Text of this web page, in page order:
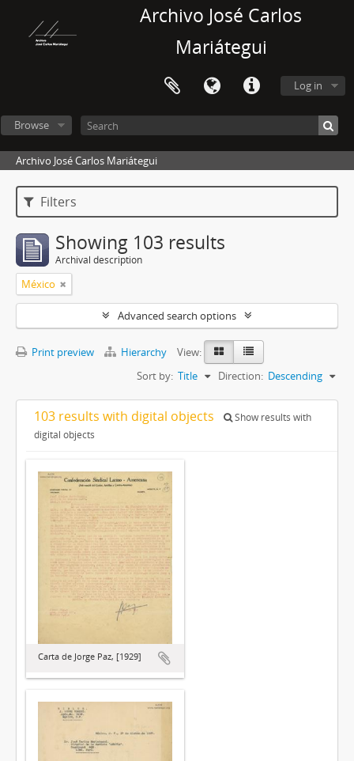
Archivo José Carlos
Mariátegui
Log in
Browse
Archivo José Carlos Mariátegui
Filters
Showing 103 results
Archival description
México
Advanced search options
Print preview Hierarchy
View:
Sort by: Title Direction: Descending
103 results with digital objects
Show results with
digital objects
Carta de Jorge Paz, [1929]